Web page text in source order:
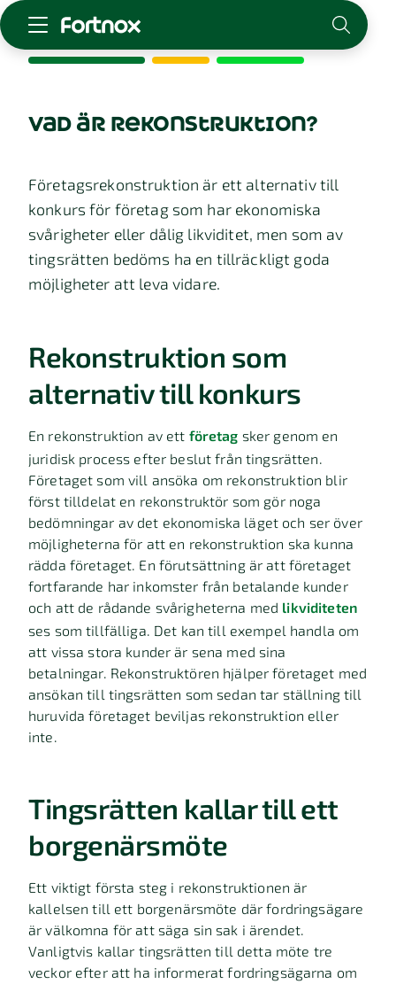
Skaffa Fortnox
För redovisningsbyrån
Logga in
Kontakt
Om Fortnox
Karriär
vad är rekonstruktion?
Företagsrekonstruktion är ett alternativ till
konkurs för företag som har ekonomiska
svårigheter eller dålig likviditet, men som av
tingsrätten bedöms ha en tillräckligt goda
möjligheter att leva vidare.
Rekonstruktion som
alternativ till konkurs
En rekonstruktion av ett företag sker genom en
juridisk process efter beslut från tingsrätten.
Företaget som vill ansöka om rekonstruktion blir
först tilldelat en rekonstruktör som gör noga
bedömningar av det ekonomiska läget och ser över
möjligheterna för att en rekonstruktion ska kunna
rädda företaget. En förutsättning är att företaget
fortfarande har inkomster från betalande kunder
och att de rådande svårigheterna med likviditeten
ses som tillfälliga. Det kan till exempel handla om
att vissa stora kunder är sena med sina
betalningar. Rekonstruktören hjälper företaget med
ansökan till tingsrätten som sedan tar ställning till
huruvida företaget beviljas rekonstruktion eller
inte.
Tingsrätten kallar till ett
borgenärsmöte
Ett viktigt första steg i rekonstruktionen är
kallelsen till ett borgenärsmöte där fordringsägare
är välkomna för att säga sin sak i ärendet.
Vanligtvis kallar tingsrätten till detta möte tre
veckor efter att ha informerat fordringsägarna om